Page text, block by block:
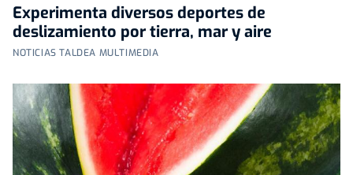
Experimenta diversos deportes de
deslizamiento por tierra, mar y aire
NOTICIAS TALDEA MULTIMEDIA